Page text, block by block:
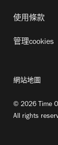
使用條款
管理cookies
網站地圖
© 2026 Time
All rights